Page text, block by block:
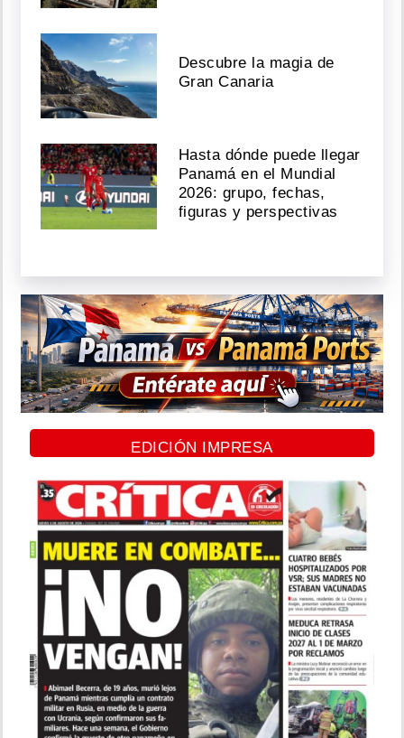
Descubre la magia de
Gran Canaria
Hasta dónde puede llegar
Panamá en el Mundial
2026: grupo, fechas,
figuras y perspectivas
EDICIÓN IMPRESA